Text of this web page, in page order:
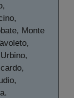
Monte